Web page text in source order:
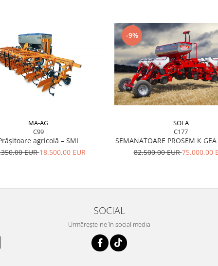
MA-AG
C99
agricolă – SMI
EUR18.500,00 EUR
-9%
SOLA
C177
SEMANATOARE PROSEM K GEA
82.500,00 EUR75.000,00
SOCIAL
Urmărește-ne în social media